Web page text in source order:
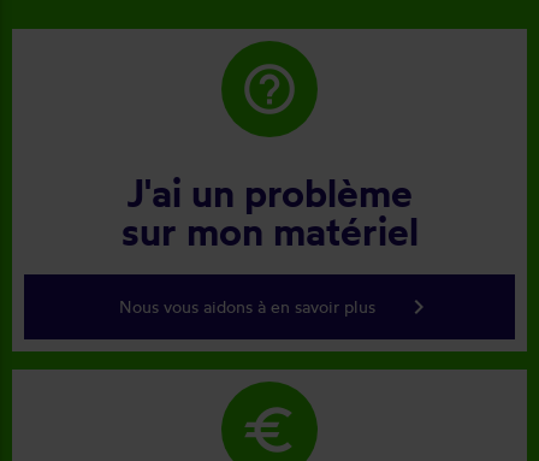
help_outline
J'ai un problème
sur mon matériel
Nous vous aidons à en savoir plus keyboard_arrow_right
euro